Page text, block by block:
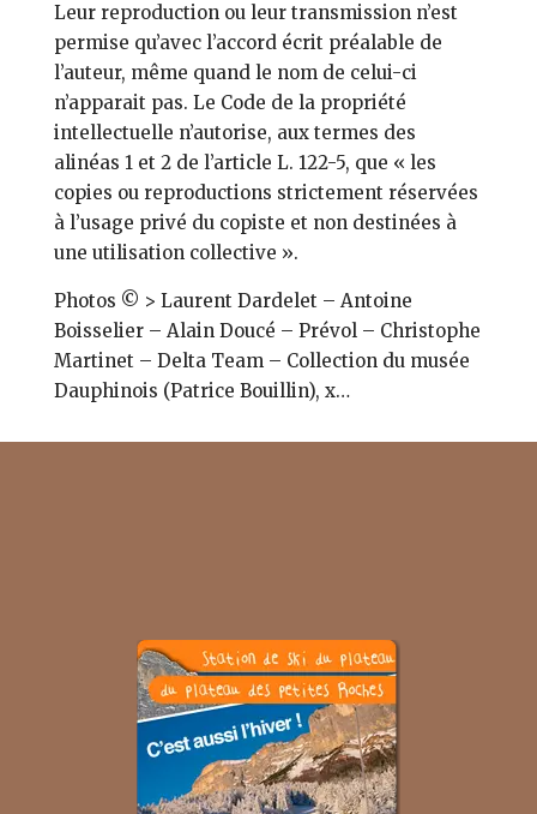
Leur reproduction ou leur transmission n’est
permise qu’avec l’accord écrit préalable de
l’auteur, même quand le nom de celui-ci
n’apparait pas. Le Code de la propriété
intellectuelle n’autorise, aux termes des
alinéas 1 et 2 de l’article L. 122-5, que « les
copies ou reproductions strictement réservées
à l’usage privé du copiste et non destinées à
une utilisation collective ».
Photos © > Laurent Dardelet – Antoine
Boisselier – Alain Doucé – Prévol – Christophe
Martinet – Delta Team – Collection du musée
Dauphinois (Patrice Bouillin), x…